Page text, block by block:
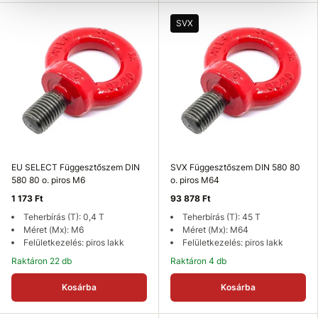
EU SELECT Függesztőszem DIN
580 80 o. piros M6
1 173 Ft
Teherbírás (T): 0,4 T
Méret (Mx): M6
Felületkezelés: piros lakk
Raktáron 22 db
Kosárba
SVX
SVX Függesztőszem DIN 580 80
o. piros M64
93 878 Ft
Teherbírás (T): 45 T
Méret (Mx): M64
Felületkezelés: piros lakk
Raktáron 4 db
Kosárba